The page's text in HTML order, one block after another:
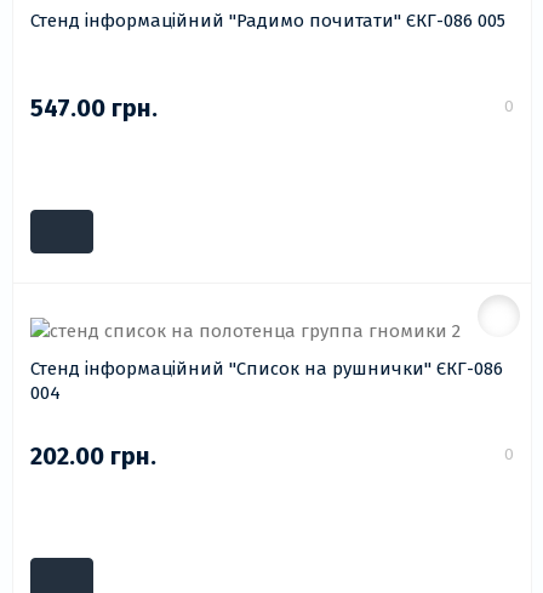
Стенд інформаційний "Радимо почитати" ЄКГ-086 005
547.00 грн. 0
Стенд інформаційний "Список на рушнички" ЄКГ-086
004
202.00 грн. 0